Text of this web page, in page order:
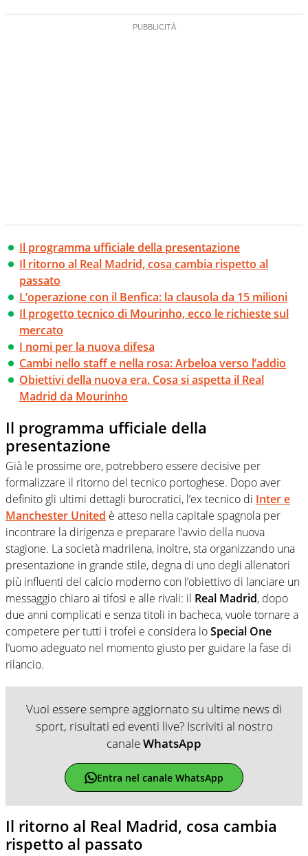
Il programma ufficiale della presentazione
Il ritorno al Real Madrid, cosa cambia rispetto al
passato
L’operazione con il Benfica: la clausola da 15 milioni
Il progetto tecnico di Mourinho, ecco le richieste sul
mercato
I nomi per la nuova difesa
Cambi nello staff e nella rosa: Arbeloa verso l’addio
Obiettivi della nuova era. Cosa si aspetta il Real
Madrid da Mourinho
Il programma ufficiale della
presentazione
Già le prossime ore, potrebbero essere decisive per
formalizzare il ritorno del tecnico portoghese. Dopo aver
definito gli ultimi dettagli burocratici, l’ex tecnico di Inter e
Manchester United è atteso nella capitale spagnola per
incontrare la dirigenza e preparare l’avvio della nuova
stagione. La società madrilena, inoltre, sta organizzando una
presentazione in grande stile, degna di uno degli allenatori
più influenti del calcio moderno con l’obiettivo di lanciare un
messaggio chiaro ai tifosi e alle rivali: il Real Madrid, dopo
due anni complicati e senza titoli in bacheca, vuole tornare a
competere per tutti i trofei e considera loSpecial One
l’uomo adeguato nel momento giusto per guidare la fase di
rilancio.
Vuoi essere sempre aggiornato su ultime news di
sport, risultati ed eventi live? Iscriviti al nostro
canaleWhatsApp
Entra nel canale WhatsApp
Il ritorno al Real Madrid, cosa cambia
rispetto al passato